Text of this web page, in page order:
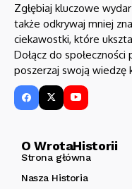
Zgłębiaj kluczowe
także odkrywaj mniej
ciekawostki, które
Dołącz do
poszerzaj swoją wiedzę
O WrotaHistorii
Strona główna
Nasza Historia